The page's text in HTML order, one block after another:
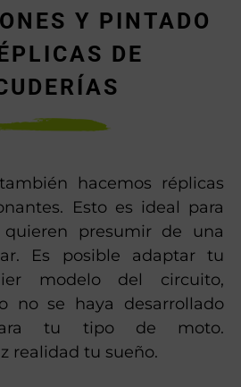
Y PINTADO
DE
hacemos réplicas
Esto es ideal para
quieren presumir de una
Es posible adaptar tu
modelo del circuito,
no se haya desarrollado
tu tipo de moto.
realidad tu sueño.